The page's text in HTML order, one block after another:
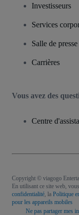
Investisseurs
Services
Salle de presse
Carrières
Vous avez des
Centre
Copyright © viagogo
En utilisant ce site web,
confidentialité, la Politique
pour les appareils mobiles
Ne pas partager mes